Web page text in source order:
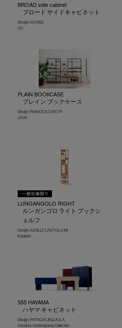
BROAD side cabinet
ブロード サイドキャビネット
Design : IXC R&D
IXC
PLAIN BOOKCASE
プレイン ブックケース
Design : FRANCESCO ROTA
LEMA
LUNGANGOLO RIGHT
ルンガンゴロ ライト ブックシ
ェルフ
Design : ACHILLE CASTIGLIONI
Karakter
555 HAYAMA
ハヤマ キャビネット
Design : PATRICIA URQUIOLA
Cassina | Contemporary Collection